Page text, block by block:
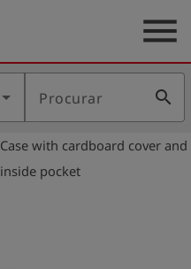
menu
Procurar search
Case with cardboard cover and
inside pocket